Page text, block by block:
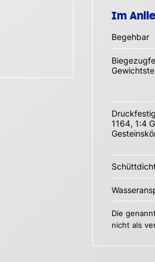
Im
Begehbar
1164, 1:4
Die
nicht als